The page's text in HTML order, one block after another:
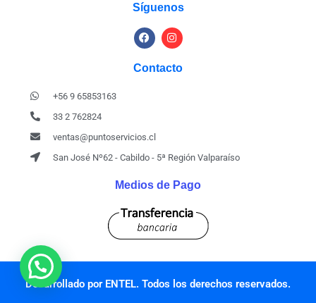
Síguenos
Contacto
+56 9 65853163
33 2 762824
ventas@puntoservicios.cl
San José Nº62 - Cabildo - 5ª Región Valparaíso
Medios de Pago
Desarrollado por ENTEL. Todos los derechos reservados.